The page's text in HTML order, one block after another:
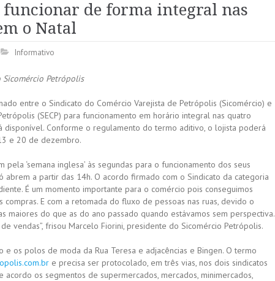
funcionar de forma integral nas
o Natal
Informativo
Petrópolis
entre o Sindicato do Comércio Varejista de Petrópolis (Sicomércio) e
(SECP) para funcionamento em horário integral nas quatro
disponível. Conforme o regulamento do termo aditivo, o lojista poderá
e 20 de dezembro.
‘semana inglesa’ às segundas para o funcionamento dos seus
abrem a partir das 14h. O acordo firmado com o Sindicato da categoria
É um momento importante para o comércio pois conseguimos
E com a retomada do fluxo de pessoas nas ruas, devido o
maiores do que as do ano passado quando estávamos sem perspectiva.
vendas”, frisou Marcelo Fiorini, presidente do Sicomércio Petrópolis.
os polos de moda da Rua Teresa e adjacências e Bingen. O termo
e precisa ser protocolado, em três vias, nos dois sindicatos
os segmentos de supermercados, mercados, minimercados,